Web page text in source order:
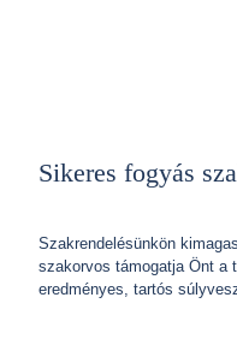
Sikeres fogyás
Szakrendelésünkön
szakorvos támogatja Önt a
eredményes, tartós